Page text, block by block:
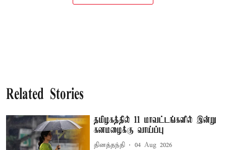
Related Stories
தமிழகத்தில் 11 மாவட்டங்களில் இன்று
கனமழைக்கு வாய்ப்பு
தினத்தந்தி 04 Aug 2026